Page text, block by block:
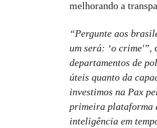
melhorando a
“Pergunte aos
um será: ‘o crime'”,
departamentos de
úteis quanto da
investimos na Pax
primeira plataforma
inteligência em